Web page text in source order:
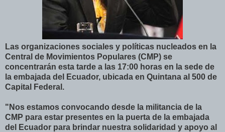
Las organizaciones sociales y políticas nucleados en la
Central de Movimientos Populares (CMP) se
concentrarán esta tarde a las 17:00 horas en la sede de
la embajada del Ecuador, ubicada en Quintana al 500 de
Capital Federal.
"Nos estamos convocando desde la militancia de la
CMP para estar presentes en la puerta de la embajada
del Ecuador para brindar nuestra solidaridad y apoyo al